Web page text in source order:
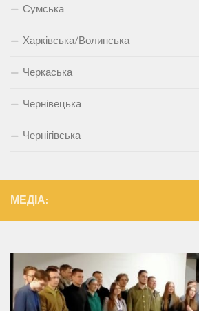
Сумська
Харківська/Волинська
Черкаська
Чернівецька
Чернігівська
МЕДІА: